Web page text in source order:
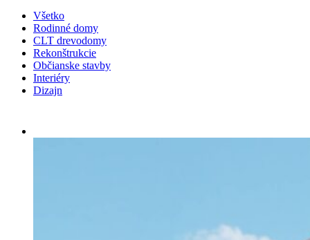
Všetko
Rodinné domy
CLT drevodomy
Rekonštrukcie
Občianske stavby
Interiéry
Dizajn